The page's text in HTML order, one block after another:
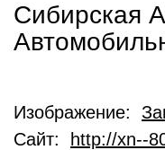
Сибирская
Изображение:
Сайт:
http://xn--